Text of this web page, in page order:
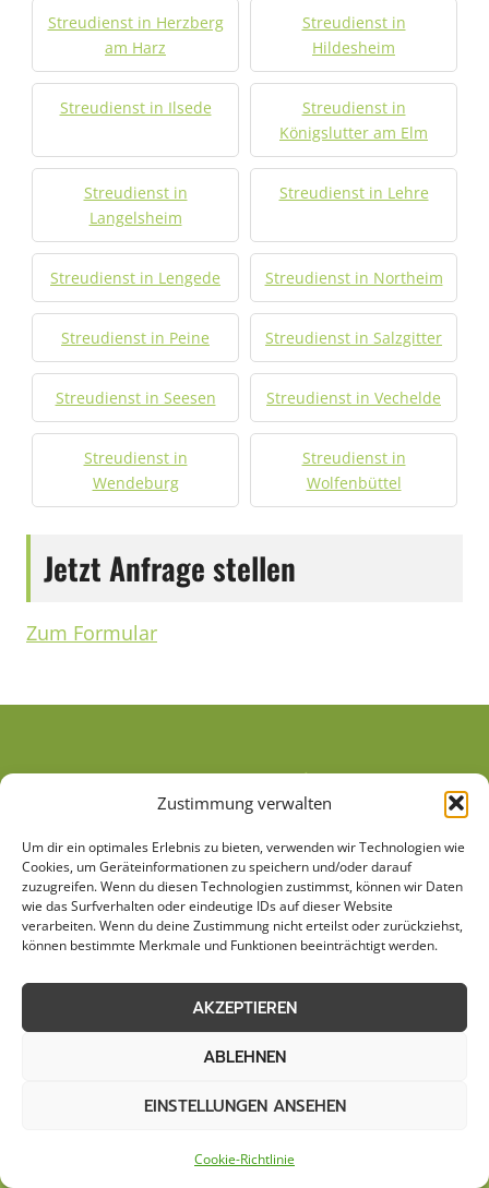
Zustimmung verwalten
Um dir ein optimales Erlebnis zu bieten, verwenden wir Technologien wie
Cookies, um Geräteinformationen zu speichern und/oder darauf
zuzugreifen. Wenn du diesen Technologien zustimmst, können wir Daten
wie das Surfverhalten oder eindeutige IDs auf dieser Website
verarbeiten. Wenn du deine Zustimmung nicht erteilst oder zurückziehst,
können bestimmte Merkmale und Funktionen beeinträchtigt werden.
AKZEPTIEREN
ABLEHNEN
EINSTELLUNGEN ANSEHEN
Cookie-Richtlinie
Streudienst in Herzberg
am Harz
Streudienst in
Hildesheim
Streudienst in Ilsede
Streudienst in
Königslutter am Elm
Streudienst in
Langelsheim
Streudienst in Lehre
Streudienst in Lengede Streudienst in Northeim
Streudienst in Peine Streudienst in Salzgitter
Streudienst in Seesen Streudienst in Vechelde
Streudienst in
Wendeburg
Streudienst in
Wolfenbüttel
Jetzt Anfrage stellen
Zum Formular
AGB
Datenschutzerklärung
Cookie-Richtlinie (EU)
Impressum
Sitemap
© 2026 Stemweder Haus & Garten